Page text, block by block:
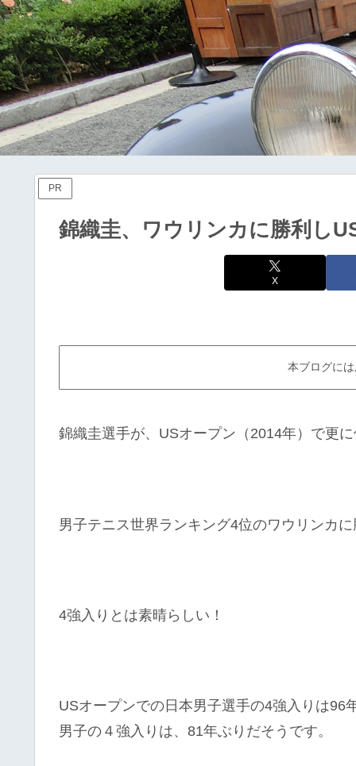
PR
錦織圭、ワウリンカに勝利し
X
本ブログに
錦織圭選手が、USオープン（2014年）で更
男子テニス世界ランキング4位のワウリンカ
4強入りとは素晴らしい！
USオープンでの日本男子選手の4強入りは96
男子の４強入りは、81年ぶりだそうです。